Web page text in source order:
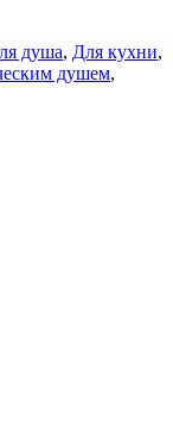
душа, Для кухни,
душем,